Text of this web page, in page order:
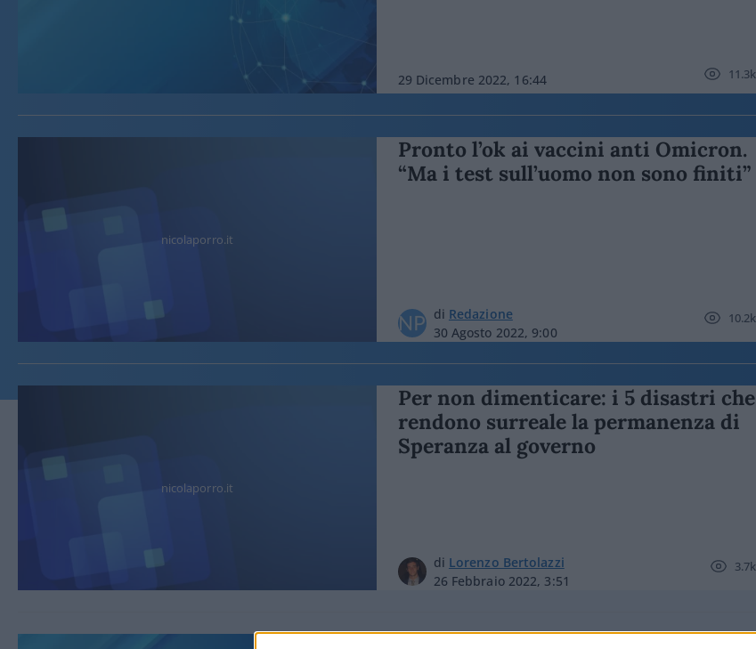
29 Dicembre 2022, 16:44 11.3k
nicolaporro.it
Pronto l’ok ai vaccini anti Omicron.
“Ma i test sull’uomo non sono finiti”
di Redazione
30 Agosto 2022, 9:00
10.2k
nicolaporro.it
Per non dimenticare: i 5 disastri che
rendono surreale la permanenza di
Speranza al governo
di Lorenzo Bertolazzi
26 Febbraio 2022, 3:51
3.7k